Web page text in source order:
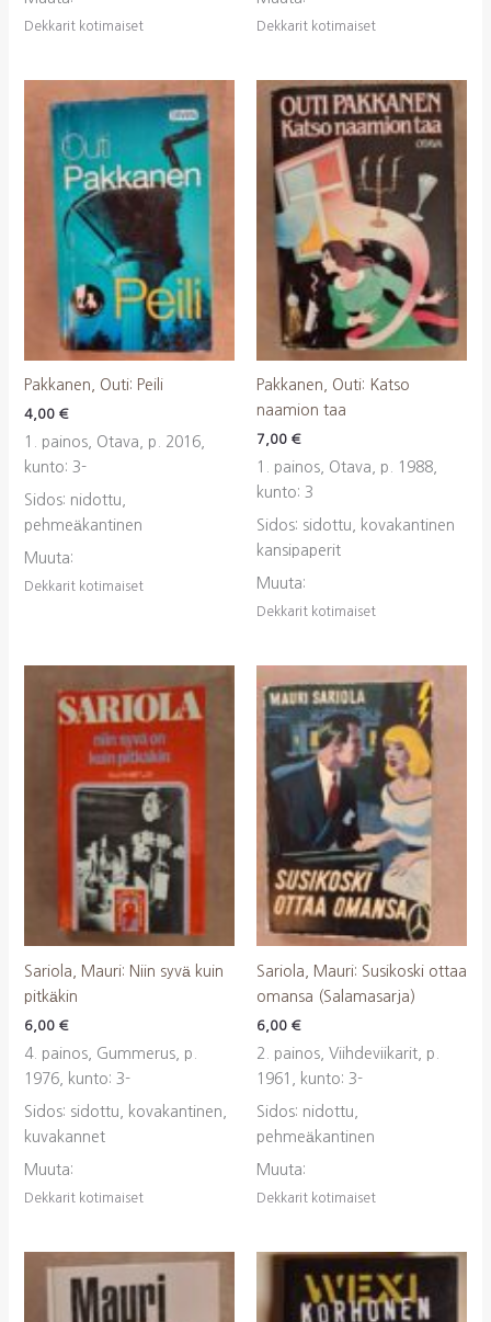
Dekkarit kotimaiset Dekkarit kotimaiset
Pakkanen, Outi: Peili
4,00 €
1. painos, Otava, p. 2016,
kunto: 3-
Sidos: nidottu,
pehmeäkantinen
Muuta:
Dekkarit kotimaiset
Pakkanen, Outi: Katso
naamion taa
7,00 €
1. painos, Otava, p. 1988,
kunto: 3
Sidos: sidottu, kovakantinen
kansipaperit
Muuta:
Dekkarit kotimaiset
Sariola, Mauri: Niin syvä kuin
pitkäkin
6,00 €
4. painos, Gummerus, p.
1976, kunto: 3-
Sidos: sidottu, kovakantinen,
kuvakannet
Muuta:
Dekkarit kotimaiset
Sariola, Mauri: Susikoski ottaa
omansa (Salamasarja)
6,00 €
2. painos, Viihdeviikarit, p.
1961, kunto: 3-
Sidos: nidottu,
pehmeäkantinen
Muuta:
Dekkarit kotimaiset